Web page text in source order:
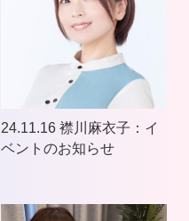
24.11.16 襟川麻衣子：イ
ベントのお知らせ